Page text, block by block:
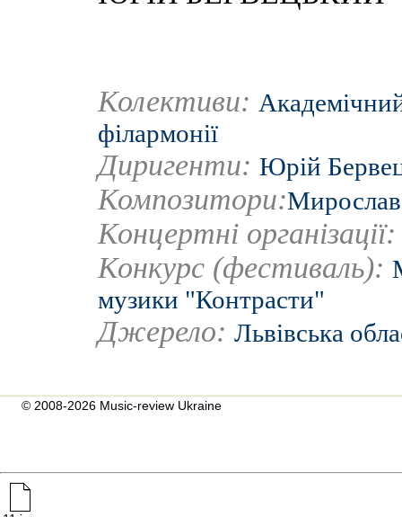
Колективи:
філармонії
Диригенти: Юрій
Композитори:
Концертні
Конкурс (фестиваль):
музики "Контрасти"
Джерело: Львівська
© 2008-2026 Music-review Ukraine